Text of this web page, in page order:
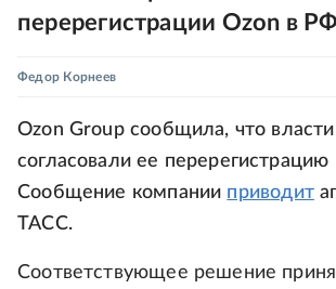
перерегистрации Ozon в РФ
Федор Корнеев
Ozon Group сообщила, что
согласовали ее перерегистрацию
Сообщение компании приводит
ТАСС.
Соответствующее решение